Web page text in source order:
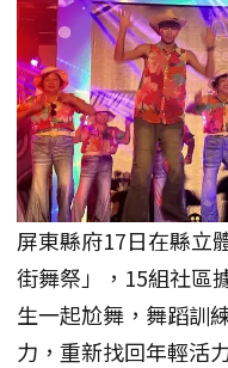
屏東縣府17日在縣立
街舞祭」，15組社區
生一起尬舞，舞蹈訓
力，重新找回年輕活